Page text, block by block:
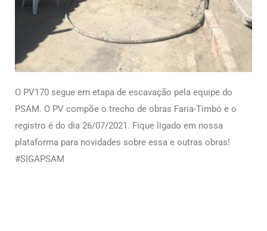
O PV170 segue em etapa de escavação pela equipe do
PSAM. O PV compõe o trecho de obras Faria-Timbó e o
registro é do dia 26/07/2021. Fique ligado em nossa
plataforma para novidades sobre essa e outras obras!
#SIGAPSAM